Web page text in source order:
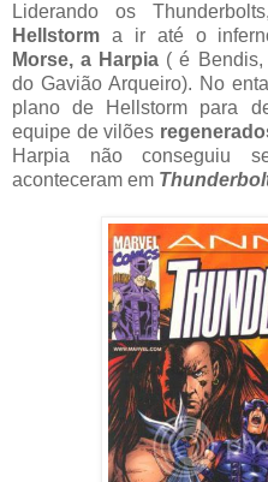
Liderando os
Hellstorm a ir até o
Morse, a Harpia ( é Bendis,
do Gavião Arqueiro). No
plano de Hellstorm para
equipe de vilões
Harpia não conseguiu
aconteceram em